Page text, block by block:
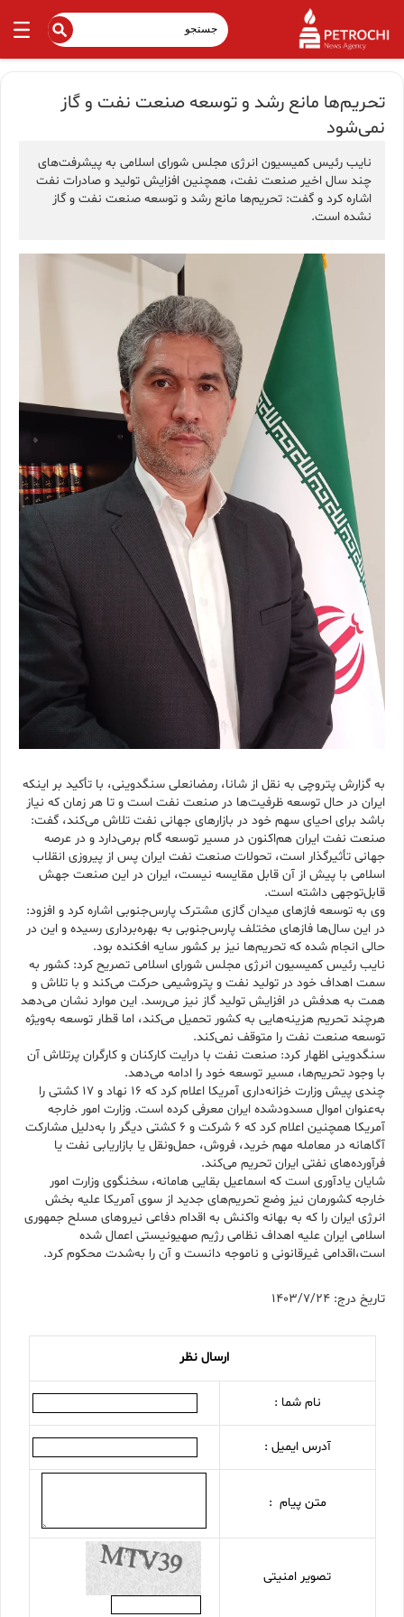
تحریم‌ها مانع رشد و توسعه صنعت نفت و گاز
نمی‌شود
نایب رئیس کمیسیون انرژی مجلس شورای اسلامی به پیشرفت‌های
چند سال اخیر صنعت نفت، همچنین افزایش تولید و صادرات نفت
اشاره کرد و گفت: تحریم‌ها مانع رشد و توسعه صنعت نفت و گاز
نشده است.
به گزارش پتروچی به نقل از شانا، رمضانعلی سنگدوینی، با تأکید بر اینکه
ایران در حال توسعه ظرفیت‌ها در صنعت نفت است و تا هر زمان که نیاز
باشد برای احیای سهم خود در بازارهای جهانی نفت تلاش می‌کند، گفت:
صنعت نفت ایران هم‌اکنون در مسیر توسعه گام برمی‌دارد و در عرصه
جهانی تأثیرگذار است، تحولات صنعت نفت ایران پس از پیروزی انقلاب
اسلامی با پیش از آن قابل مقایسه نیست، ایران در این صنعت جهش
قابل‌توجهی داشته است.
وی به توسعه فازهای میدان گازی مشترک پارس‌جنوبی اشاره کرد و افزود:
در این سال‌ها فازهای مختلف پارس‌جنوبی به بهره‌برداری رسیده و این در
حالی انجام شده که تحریم‌ها نیز بر کشور سایه افکنده بود.
نایب رئیس کمیسیون انرژی مجلس شورای اسلامی تصریح کرد: کشور به‌
سمت اهداف خود در تولید نفت و پتروشیمی حرکت می‌کند و با تلاش و
همت به هدفش در افزایش تولید گاز نیز می‌رسد. این موارد نشان می‌دهد
هرچند تحریم هزینه‌هایی به کشور تحمیل می‌کند، اما قطار توسعه به‌ویژه
توسعه صنعت نفت را متوقف نمی‌کند.
سنگدوینی اظهار کرد: صنعت نفت با درایت کارکنان و کارگران پرتلاش آن
با وجود تحریم‌ها، مسیر توسعه خود را ادامه می‌دهد.
چندی پیش وزارت خزانه‌داری آمریکا اعلام کرد که ۱۶ نهاد و ۱۷ کشتی را
به‌عنوان اموال مسدودشده ایران معرفی کرده است. وزارت امور خارجه
آمریکا همچنین اعلام کرد که 6 شرکت و 6 کشتی دیگر را به‌دلیل مشارکت
آگاهانه در معامله مهم خرید، فروش، حمل‌ونقل یا بازاریابی نفت یا
فرآورده‌های نفتی ایران تحریم می‌کند.
شایان یادآوری است که اسماعیل بقایی هامانه، سخنگوی وزارت امور
خارجه کشورمان نیز وضع تحریم‌های جدید از سوی آمریکا علیه بخش
انرژی ایران را که به بهانه واکنش به اقدام دفاعی نیروهای مسلح جمهوری
اسلامی ایران علیه اهداف نظامی رژیم صهیونیستی اعمال شده
است،اقدامی غیرقانونی و ناموجه دانست و آن را به‌شدت محکوم کرد.
تاریخ درج: 1403/7/24
ارسال نظر
نام شما :
آدرس ایمیل :
متن پیام :
تصویر امنیتی